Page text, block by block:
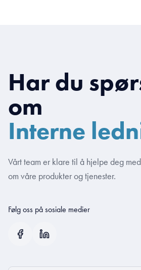
Har du
om
Interne
Vårt team er klare til å hjelpe deg
om våre produkter og tjenester.
Følg oss på sosiale medier